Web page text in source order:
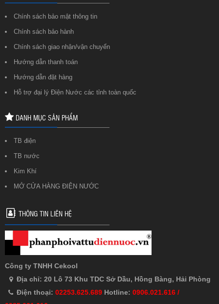
Chính sách bảo mật thông tin
Chính sách bảo hành
Chính sách giao nhận/vận chuyển
Hướng dẫn thanh toán
Hướng dẫn đặt hàng
Hỗ trợ đại lý Điện Nước các tỉnh toàn quốc
DANH MỤC SẢN PHẨM
TB điện
TB nước
Kim Khí
MỞ CỬA HÀNG ĐIỆN NƯỚC
THÔNG TIN LIÊN HỆ
Công ty TNHH Cekool
Địa chỉ: 20 Lô 73 Khu TDC Sở Dầu, Hồng Bàng, Hải Phòng
Điện thoại: 02253.625.689 Hotline: 0906.021.616 /